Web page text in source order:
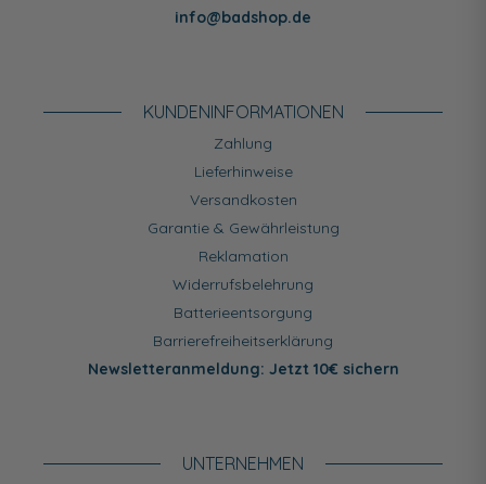
info@badshop.de
KUNDEN­INFORMATIONEN
Zahlung
Lieferhinweise
Versandkosten
Garantie & Gewährleistung
Reklamation
Widerrufsbelehrung
Batterieentsorgung
Barrierefreiheitserklärung
Newsletteranmeldung: Jetzt 10€ sichern
UNTERNEHMEN